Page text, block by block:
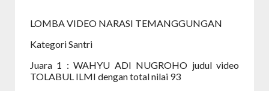
LOMBA VIDEO NARASI TEMANGGUNGAN
Kategori Santri
Juara 1 :WAHYU ADI NUGROHO judul video
TOLABUL ILMI dengan total nilai 93